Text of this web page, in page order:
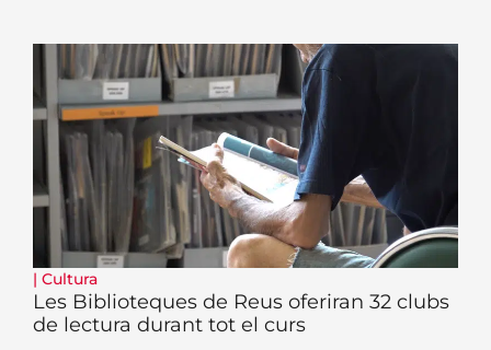
| Cultura
Les Biblioteques de Reus oferiran 32 clubs
de lectura durant tot el curs